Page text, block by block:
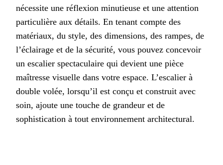
nécessite une réflexion minutieuse et une attention
particulière aux détails. En tenant compte des
matériaux, du style, des dimensions, des rampes, de
l’éclairage et de la sécurité, vous pouvez concevoir
un escalier spectaculaire qui devient une pièce
maîtresse visuelle dans votre espace. L’escalier à
double volée, lorsqu’il est conçu et construit avec
soin, ajoute une touche de grandeur et de
sophistication à tout environnement architectural.